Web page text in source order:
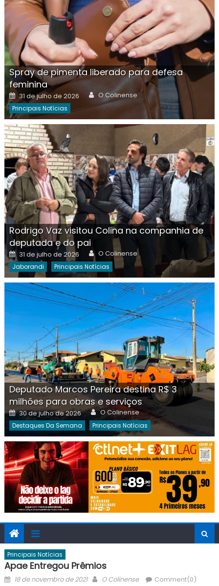
Spray de pimenta liberado para defesa
feminina
Posted
on
31 de julho de 2026 Author
O Colinense
Principais Notícias
Rodrigo Vaz visitou Colina na companhia de
deputada e do pai
Posted
on
31 de julho de 2026 Author
O Colinense
Jaborandi Principais Notícias
Deputado Marcos Pereira destina R$ 3
milhões para obras e serviços
Posted
on
30 de julho de 2026 Author
O Colinense
Destaques Da Semana Principais Notícias
Principais Notícias
Apae Entregou Prêmios
Posted
18 de novembro de 2021 Author
O Colinense Comment(0)